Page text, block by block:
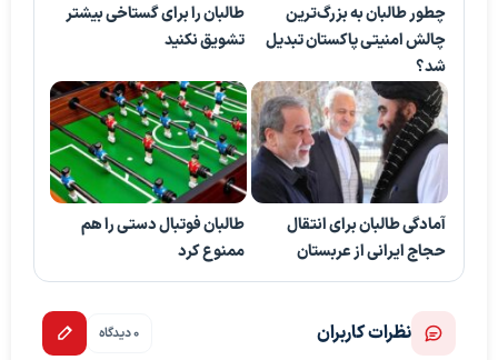
چطور طالبان به بزرگ‌ترین
چالش امنیتی پاکستان تبدیل
شد؟
طالبان را برای گستاخی بیشتر
تشویق نکنید
آمادگی طالبان برای انتقال
حجاج ایرانی از عربستان
طالبان فوتبال دستی را هم
ممنوع کرد
نظرات کاربران 0 دیدگاه